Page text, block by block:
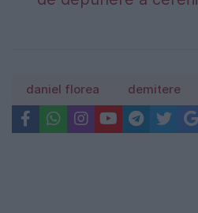
daniel florea demitere